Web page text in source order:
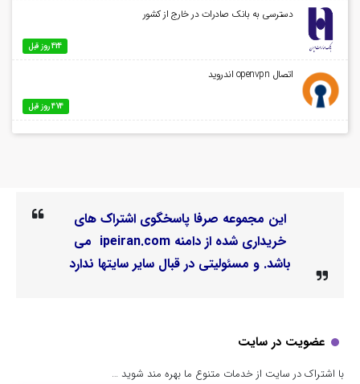
دسترسی به بانک صادرات در خارج از کشور
424 روز قبل
اتصال openvpn اندروید
474 روز قبل
این مجموعه صرفا پاسخگوی اشتراک های
خریداری شده از دامنه ipeiran.com می
باشد. و مسئولیتی در قبال سایر سایتها ندارد
عضویت در سایت
با اشتراک در سایت از خدمات متنوع ما بهره مند شوید …